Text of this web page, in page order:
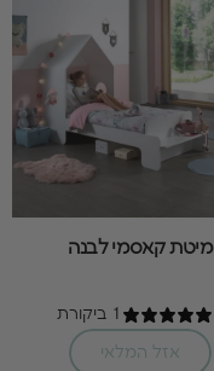
מיטת קאסמי לבנה
1 ביקורת
אזל המלאי